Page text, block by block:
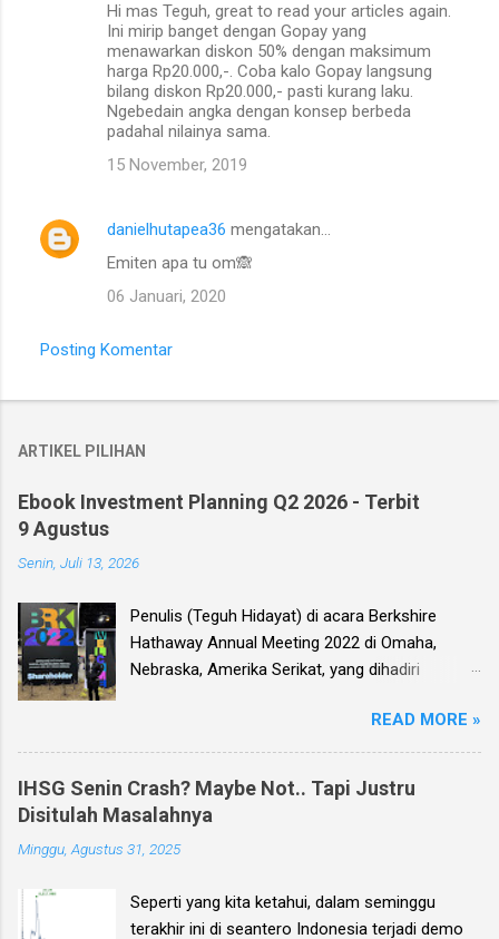
Hi mas Teguh, great to read your articles again.
Ini mirip banget dengan Gopay yang
menawarkan diskon 50% dengan maksimum
harga Rp20.000,-. Coba kalo Gopay langsung
bilang diskon Rp20.000,- pasti kurang laku.
Ngebedain angka dengan konsep berbeda
padahal nilainya sama.
15 November, 2019
danielhutapea36 mengatakan…
Emiten apa tu om🙈
06 Januari, 2020
Posting Komentar
ARTIKEL PILIHAN
Ebook Investment Planning Q2 2026 - Terbit
9 Agustus
Senin, Juli 13, 2026
Penulis (Teguh Hidayat) di acara Berkshire
Hathaway Annual Meeting 2022 di Omaha,
Nebraska, Amerika Serikat, yang dihadiri
Buffett dan mitranya Alm. Charlie Munger. Dear
investor, seperti biasa setiap kuartal alias tiga
bulan sekali, penulis membuat Ebook
Investment Planning (EIP, dengan format PDF)
yang berisi kumpulan analisis fundamental
saham-saham pilihan di Bursa Efek Indonesia
keuangan para emiten untuk periode Q2 2026 .
READ MORE »
IHSG Senin Crash? Maybe Not.. Tapi Justru
Disitulah Masalahnya
Minggu, Agustus 31, 2025
Seperti yang kita ketahui, dalam seminggu
terakhir ini di seantero Indonesia terjadi demo